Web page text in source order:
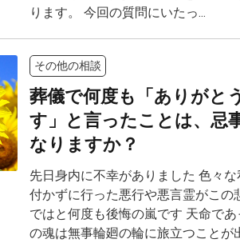
ります。 今回の質問にいたっ...
その他の相談
葬儀で何度も「ありがと
す」と言ったことは、忌
なりますか？
先日身内に不幸がありました 色々
付かずに行った悪行や悪言霊がこの
ではと何度も後悔の嵐です 天命で
の魂は無事輪廻の輪に旅立つことが